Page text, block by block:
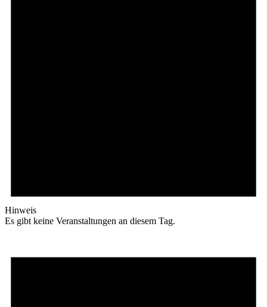
Hinweis
Es gibt keine Veranstaltungen an diesem Tag.